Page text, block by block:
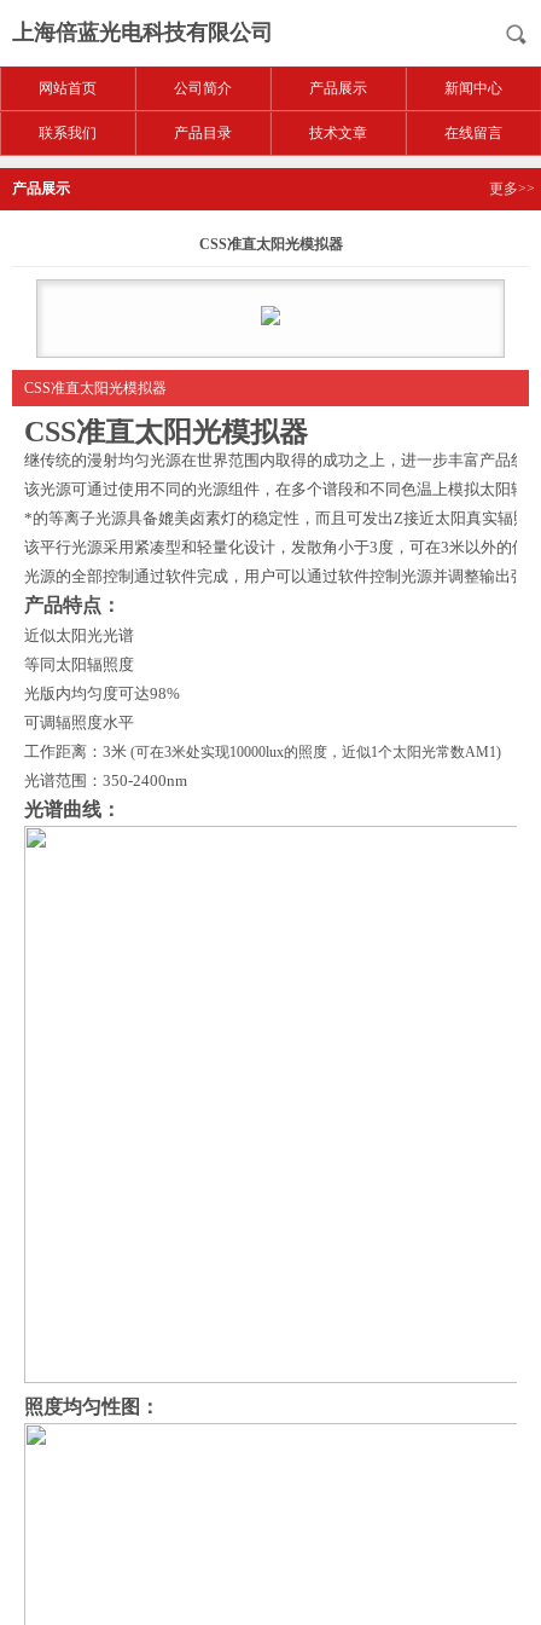
上海倍蓝光电科技有限公司
网站首页 公司简介 产品展示 新闻中心
联系我们 产品目录 技术文章 在线留言
产品展示 更多>>
CSS准直太阳光模拟器
CSS准直太阳光模拟器
CSS准直太阳光模拟器
继传统的漫射均匀光源在世界范围内取得的成功之上，进一步丰富产品线
该光源可通过使用不同的光源组件，在多个谱段和不同色温上模拟太阳
*的等离子光源具备媲美卤素灯的稳定性，而且可发出Z接近太阳真实辐
该平行光源采用紧凑型和轻量化设计，发散角小于3度，可在3米以外的使
光源的全部控制通过软件完成，用户可以通过软件控制光源并调整输出强
产品特点：
近似太阳光光谱
等同太阳辐照度
光版内均匀度可达98%
可调辐照度水平
工作距离：3米 (可在3米处实现10000lux的照度，近似1个太阳光常数AM1)
光谱范围：350-2400nm
光谱曲线：
照度均匀性图：